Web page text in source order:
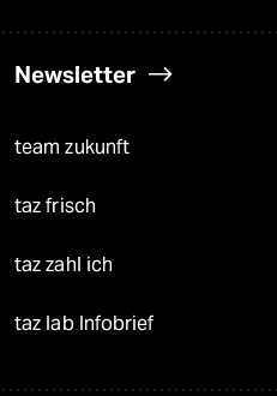
Newsletter
team zukunft
taz frisch
taz zahl ich
taz lab Infobrief